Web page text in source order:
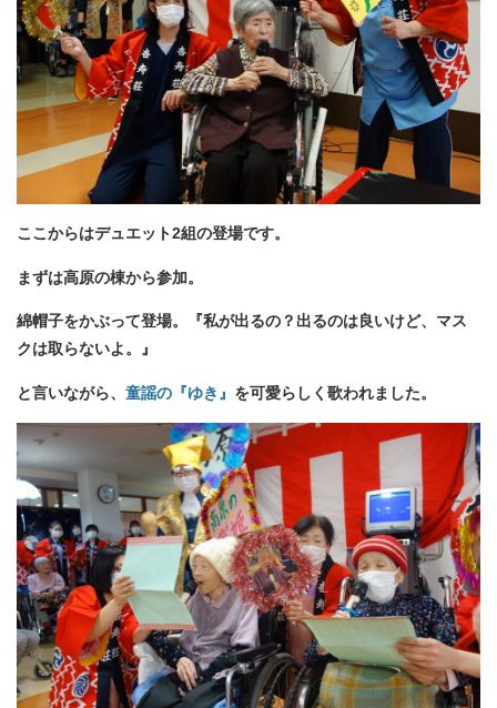
ここからはデュエット2組の登場です。
まずは高原の棟から参加。
綿帽子をかぶって登場。『私が出るの？出るのは良いけど、マス
クは取らないよ。』
と言いながら、 童謡の『ゆき』 を可愛らしく歌われました。